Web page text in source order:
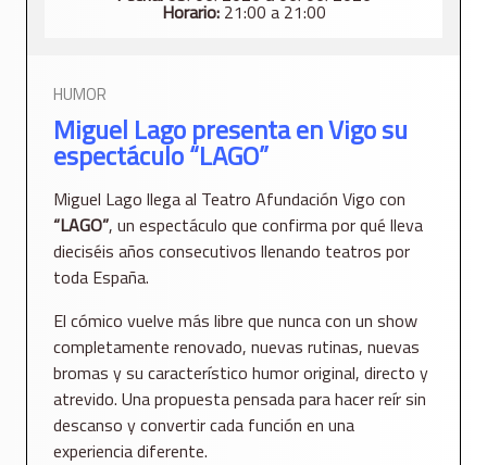
Horario:21:00 a 21:00
HUMOR
Miguel Lago presenta en Vigo su
espectáculo “LAGO”
Miguel Lago llega al Teatro Afundación Vigo con
“LAGO”, un espectáculo que confirma por qué lleva
dieciséis años consecutivos llenando teatros por
toda España.
El cómico vuelve más libre que nunca con un show
completamente renovado, nuevas rutinas, nuevas
bromas y su característico humor original, directo y
atrevido. Una propuesta pensada para hacer reír sin
descanso y convertir cada función en una
experiencia diferente.